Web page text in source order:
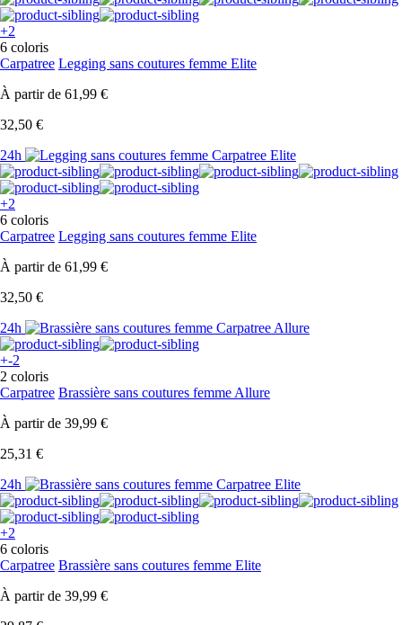
+2
6 coloris
Carpatree Legging sans coutures femme Elite
À partir de 61,99 €
32,50 €
24h
+2
6 coloris
Carpatree Legging sans coutures femme Elite
À partir de 61,99 €
32,50 €
24h
+-2
2 coloris
Carpatree Brassière sans coutures femme Allure
À partir de 39,99 €
25,31 €
24h
+2
6 coloris
Carpatree Brassière sans coutures femme Elite
À partir de 39,99 €